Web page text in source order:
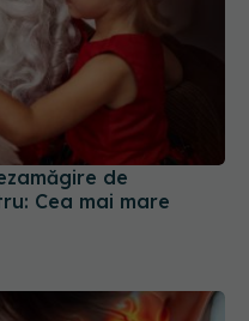
Cea mai mare